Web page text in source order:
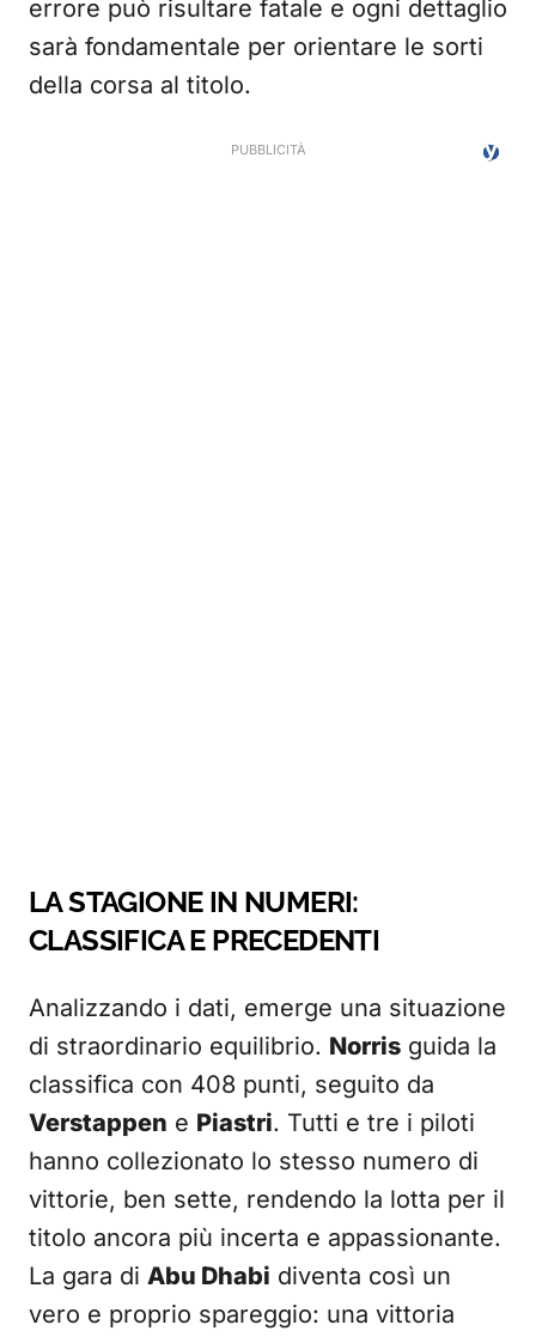
errore può risultare fatale e ogni dettaglio
sarà fondamentale per orientare le sorti
della corsa al titolo.
LA STAGIONE IN NUMERI:
CLASSIFICA E PRECEDENTI
Analizzando i dati, emerge una situazione
di straordinario equilibrio. Norris guida la
classifica con 408 punti, seguito da
Verstappen e Piastri. Tutti e tre i piloti
hanno collezionato lo stesso numero di
vittorie, ben sette, rendendo la lotta per il
titolo ancora più incerta e appassionante.
La gara di Abu Dhabi diventa così un
vero e proprio spareggio: una vittoria